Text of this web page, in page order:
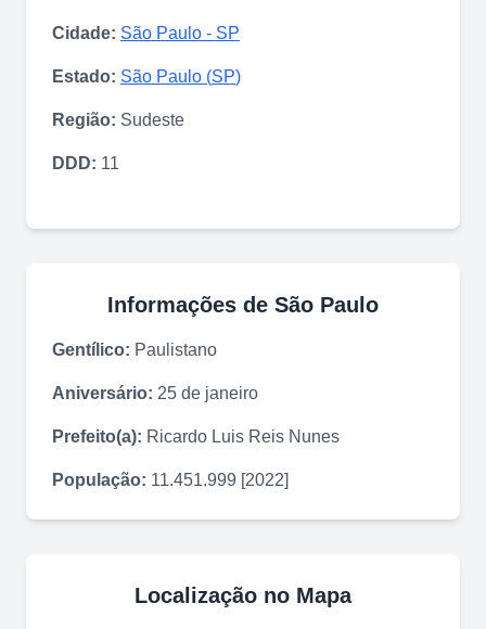
Cidade: São Paulo - SP
Estado: São Paulo (SP)
Região: Sudeste
DDD: 11
Informações de São Paulo
Gentílico: Paulistano
Aniversário: 25 de janeiro
Prefeito(a): Ricardo Luis Reis Nunes
População: 11.451.999 [2022]
Localização no Mapa